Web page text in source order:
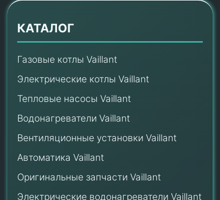
КАТАЛОГ
Газовые котлы Vaillant
Электрические котлы Vaillant
Тепловые насосы Vaillant
Водонагреватели Vaillant
Вентиляционные установки Vaillant
Автоматика Vaillant
Оригинальные запчасти Vaillant
Электрические водонагреватели Vaillant